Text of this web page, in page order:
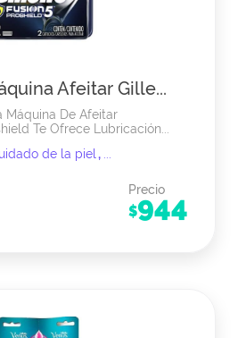
Afeitar Gille...
Máquina De Afeitar
Te Ofrece Lubricación...
de la piel,
Precio
$944